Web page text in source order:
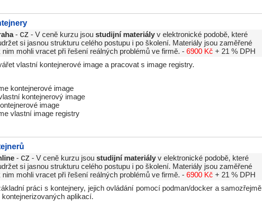
- cz - V ceně kurzu jsou studijní materiály v elektronické podobě, které
si jasnou strukturu celého postupu i po školení. Materiály jsou zaměřené
mohli vracet při řešení reálných problémů ve firmě. - 6900 Kč + 21 % DPH
vlastní kontejnerové image a pracovat s image registry.
kontejnerové image
kontejnerový image
image
vlastní image registry
- cz - V ceně kurzu jsou studijní materiály v elektronické podobě, které
si jasnou strukturu celého postupu i po školení. Materiály jsou zaměřené
mohli vracet při řešení reálných problémů ve firmě. - 6900 Kč + 21 % DPH
práci s kontejnery, jejich ovládání pomocí podman/docker a samozřejmě
kontejnerizovaných aplikací.